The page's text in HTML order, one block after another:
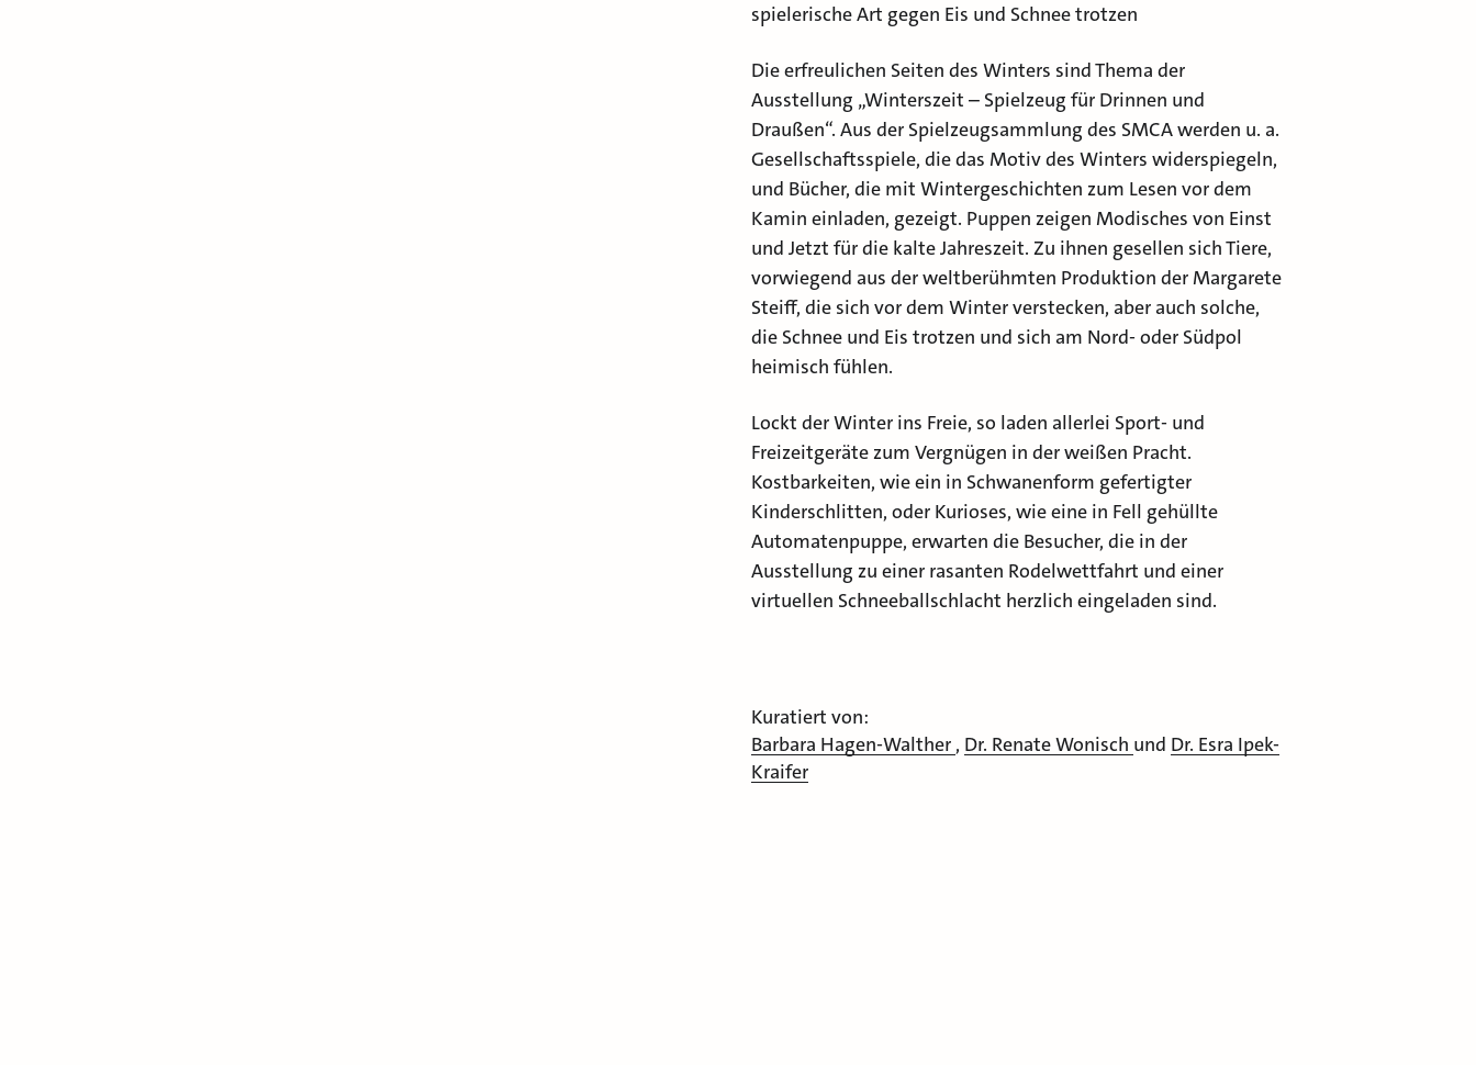
spielerische Art gegen Eis und Schnee trotzen
Die erfreulichen Seiten des Winters sind Thema der
Ausstellung „Winterszeit – Spielzeug für Drinnen und
Draußen“. Aus der Spielzeugsammlung des SMCA werden u. a.
Gesellschaftsspiele, die das Motiv des Winters widerspiegeln,
und Bücher, die mit Wintergeschichten zum Lesen vor dem
Kamin einladen, gezeigt. Puppen zeigen Modisches von Einst
und Jetzt für die kalte Jahreszeit. Zu ihnen gesellen sich Tiere,
vorwiegend aus der weltberühmten Produktion der Margarete
Steiff, die sich vor dem Winter verstecken, aber auch solche,
die Schnee und Eis trotzen und sich am Nord- oder Südpol
heimisch fühlen.
Lockt der Winter ins Freie, so laden allerlei Sport- und
Freizeitgeräte zum Vergnügen in der weißen Pracht.
Kostbarkeiten, wie ein in Schwanenform gefertigter
Kinderschlitten, oder Kurioses, wie eine in Fell gehüllte
Automatenpuppe, erwarten die Besucher, die in der
Ausstellung zu einer rasanten Rodelwettfahrt und einer
virtuellen Schneeballschlacht herzlich eingeladen sind.
Kuratiert von:
Barbara Hagen-Walther , Dr. Renate Wonisch und Dr. Esra Ipek-
Kraifer